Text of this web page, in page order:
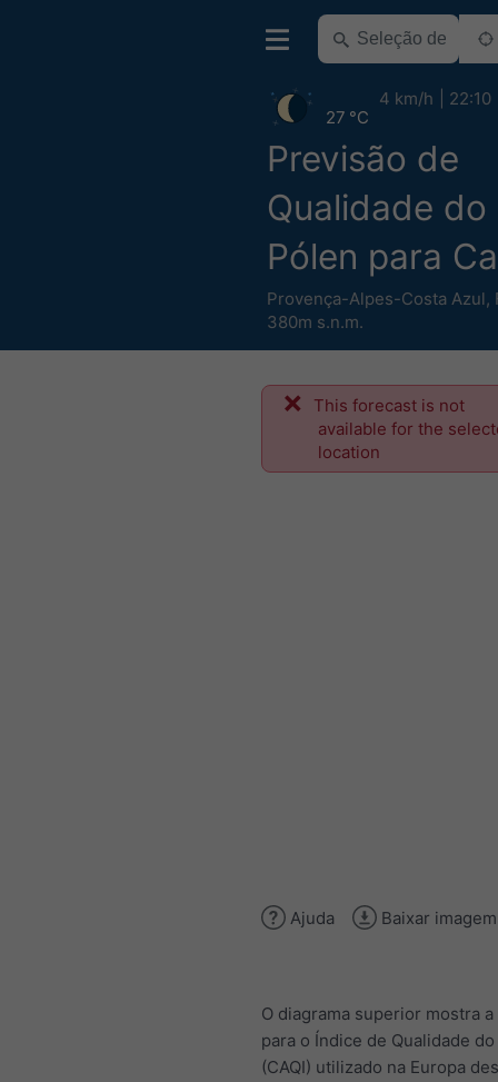
Previsão de
Qualidade do
Pólen para
Provença-Alpes-Costa Azul,
380m s.n.m.
27 °C
4 km/h 22:10
This forecast is not
available for the
location
Ajuda Baixar imagem
O diagrama superior mostra
para o Índice de Qualidade
(CAQI) utilizado na Europa